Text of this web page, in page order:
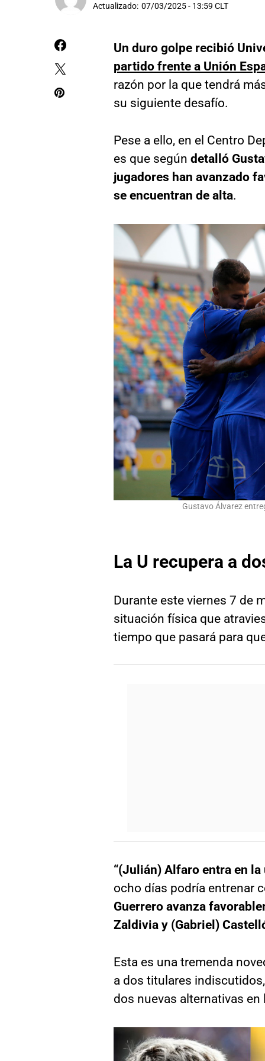
Actualizado: 07/03/2025 - 13:59 CLT
Un duro golpe recibió
partido frente a Unión
razón por la que tendrá
su siguiente desafío.
Pese a ello, en el Centro
es que según detalló
jugadores han avanzado
se encuentran de alta.
Gustavo Álvarez
La U recupera a
Durante este viernes 7 de
situación física que
tiempo que pasará para
“(Julián) Alfaro entra en
ocho días podría entrenar
Guerrero avanza
Zaldivia y (Gabriel)
Esta es una tremenda
a dos titulares
dos nuevas alternativas en